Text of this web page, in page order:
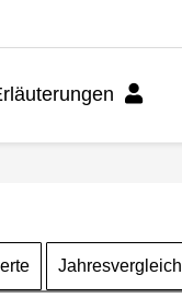
Jahresvergleich